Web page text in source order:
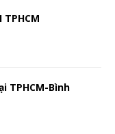
TPHCM
TPHCM-Bình